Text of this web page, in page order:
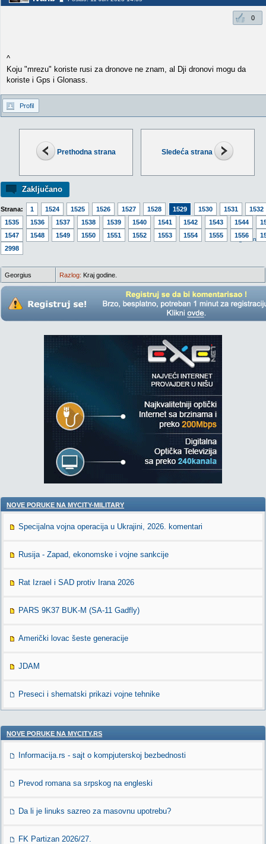
Prethodna strana Sledeća strana
Zaključano
Strana: 1 1524 1525 1526 1527 1528 1529 1530 1531
1532
1535
1536 1537 1538 1539 1540 1541 1542 1543 1544
1547
1548 1549 1550 1551 1552 1553 1554 1555 1556
2998
Idi na
0
^
Koju "mrezu" koriste rusi za dronove ne znam, al Dji dronovi mogu da
koriste i Gps i Glonass.
Profil
Georgius Razlog: Kraj godine.
NOVE PORUKE NA MYCITY-MILITARY
Specijalna vojna operacija u Ukrajini, 2026. komentari
Rusija - Zapad, ekonomske i vojne sankcije
Rat Izrael i SAD protiv Irana 2026
PARS 9K37 BUK-M (SA-11 Gadfly)
Američki lovac šeste generacije
JDAM
Preseci i shematski prikazi vojne tehnike
NOVE PORUKE NA MYCITY.RS
Informacija.rs - sajt o kompjuterskoj bezbednosti
Prevod romana sa srpskog na engleski
Da li je linuks sazreo za masovnu upotrebu?
FK Partizan 2026/27.